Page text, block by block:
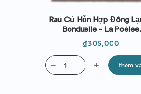
Rau Củ Hỗn Hợp Đông
Bonduelle - La Poêlée
Parisienne 750g
Giá
₫305,000
add
remove thêm